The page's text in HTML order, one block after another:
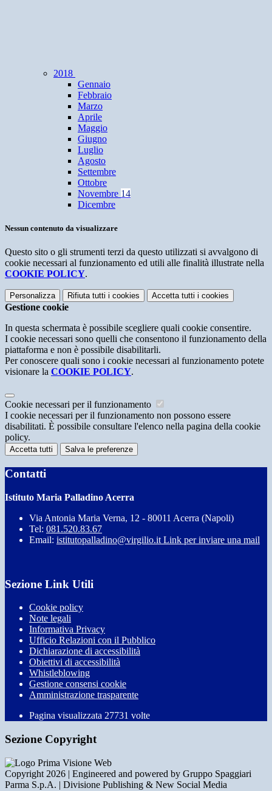
2018
Gennaio
Febbraio
Marzo
Aprile
Maggio
Giugno
Luglio
Agosto
Settembre
Ottobre
Novembre 14
Dicembre
Nessun contenuto da visualizzare
Questo sito o gli strumenti terzi da questo utilizzati si avvalgono di
cookie necessari al funzionamento ed utili alle finalità illustrate nella
COOKIE POLICY.
Personalizza Rifiuta tutti i cookies Accetta tutti i cookies
Gestione cookie
In questa schermata è possibile scegliere quali cookie consentire.
I cookie necessari sono quelli che consentono il funzionamento della
piattaforma e non è possibile disabilitarli.
Per conoscere quali sono i cookie necessari al funzionamento potete
visionare la COOKIE POLICY.
Cookie necessari per il funzionamento
I cookie necessari per il funzionamento non possono essere
disabilitati. È possibile consultare l'elenco nella pagina della cookie
policy.
Accetta tutti Salva le preferenze
Contatti
Istituto Maria Palladino Acerra
Via Antonia Maria Verna, 12 - 80011 Acerra (Napoli)
Tel: 081.520.83.67
Email: istitutopalladino@virgilio.it Link per inviare una mail
Sezione Link Utili
Cookie policy
Note legali
Informativa Privacy
Ufficio Relazioni con il Pubblico
Dichiarazione di accessibilità
Obiettivi di accessibilità
Whistleblowing
Gestione consensi cookie
Amministrazione trasparente
Pagina visualizzata 27731 volte
Sezione Copyright
Copyright 2026 | Engineered and powered by Gruppo Spaggiari
Parma S.p.A. | Divisione Publishing & New Social Media